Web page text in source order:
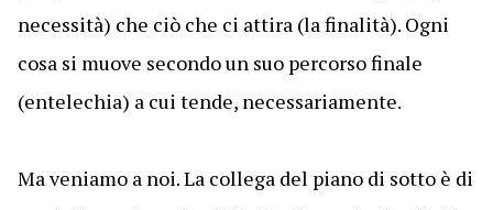
necessità) che ciò che ci attira (la finalità). Ogni
cosa si muove secondo un suo percorso finale
(entelechia) a cui tende, necessariamente.
Ma veniamo a noi. La collega del piano di sotto è di